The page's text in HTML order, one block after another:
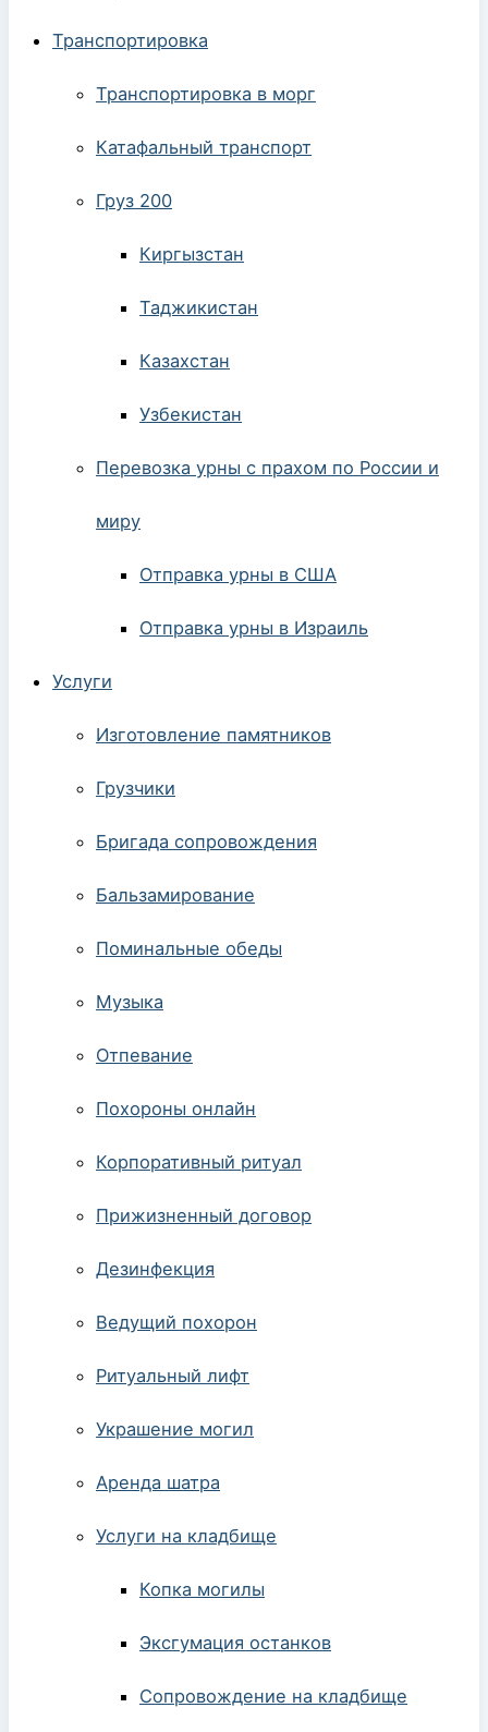
Транспортировка
Транспортировка в морг
Катафальный транспорт
Груз 200
Киргызстан
Таджикистан
Казахстан
Узбекистан
Перевозка урны с прахом по России и
миру
Отправка урны в США
Отправка урны в Израиль
Услуги
Изготовление памятников
Грузчики
Бригада сопровождения
Бальзамирование
Поминальные обеды
Музыка
Отпевание
Похороны онлайн
Корпоративный ритуал
Прижизненный договор
Дезинфекция
Ведущий похорон
Ритуальный лифт
Украшение могил
Аренда шатра
Услуги на кладбище
Копка могилы
Эксгумация останков
Сопровождение на кладбище